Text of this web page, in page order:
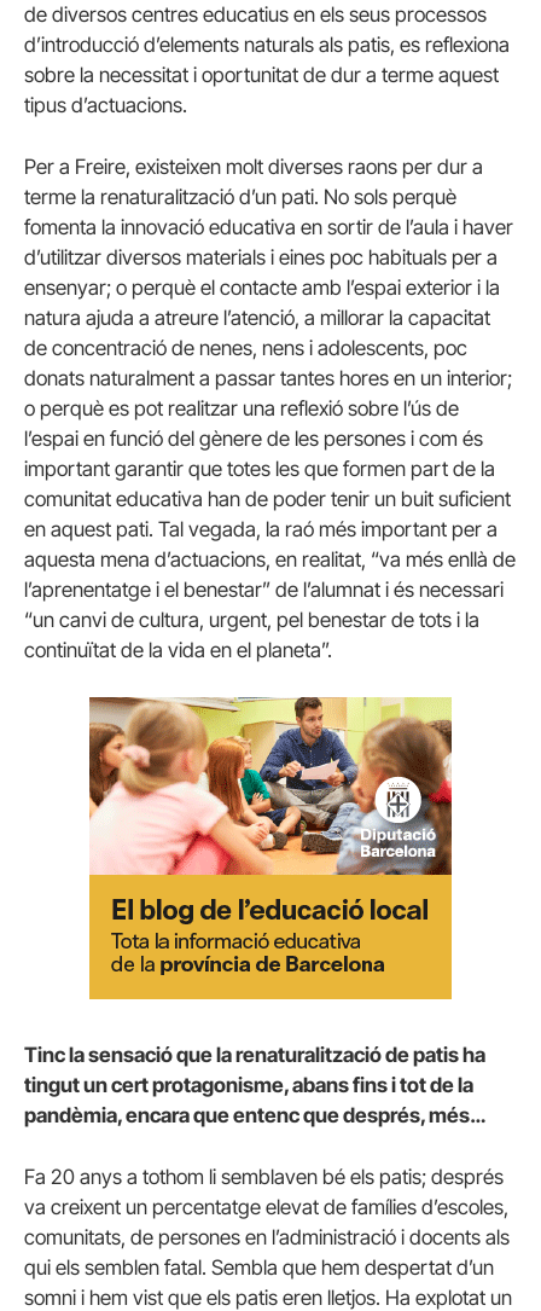
de diversos centres educatius en els seus processos
d’introducció d’elements naturals als patis, es reflexiona
sobre la necessitat i oportunitat de dur a terme aquest
tipus d’actuacions.
Per a Freire, existeixen molt diverses raons per dur a
terme la renaturalització d’un pati. No sols perquè
fomenta la innovació educativa en sortir de l’aula i haver
d’utilitzar diversos materials i eines poc habituals per a
ensenyar; o perquè el contacte amb l’espai exterior i la
natura ajuda a atreure l’atenció, a millorar la capacitat
de concentració de nenes, nens i adolescents, poc
donats naturalment a passar tantes hores en un interior;
o perquè es pot realitzar una reflexió sobre l’ús de
l’espai en funció del gènere de les persones i com és
important garantir que totes les que formen part de la
comunitat educativa han de poder tenir un buit suficient
en aquest pati. Tal vegada, la raó més important per a
aquesta mena d’actuacions, en realitat, “va més enllà de
l’aprenentatge i el benestar” de l’alumnat i és necessari
“un canvi de cultura, urgent, pel benestar de tots i la
continuïtat de la vida en el planeta”.
Tinc la sensació que la renaturalització de patis ha
tingut un cert protagonisme, abans fins i tot de la
pandèmia, encara que entenc que després, més…
Fa 20 anys a tothom li semblaven bé els patis; després
va creixent un percentatge elevat de famílies d’escoles,
comunitats, de persones en l’administració i docents als
qui els semblen fatal. Sembla que hem despertat d’un
somni i hem vist que els patis eren lletjos. Ha explotat un